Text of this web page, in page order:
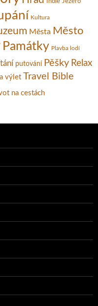
Kultura
Města Město
Památky Plavba lodí
putování Pěšky Relax
výlet Travel Bible
na cestách